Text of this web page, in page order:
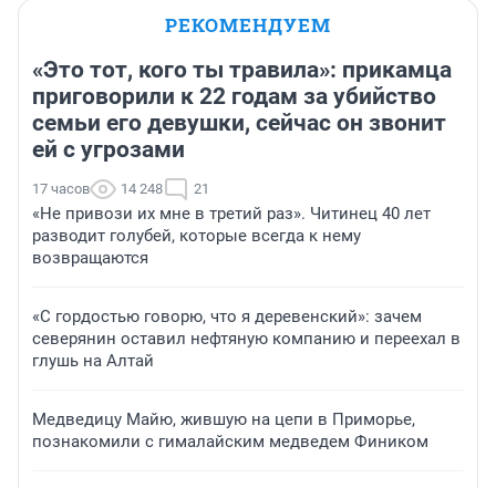
РЕКОМЕНДУЕМ
«Это тот, кого ты травила»: прикамца
приговорили к 22 годам за убийство
семьи его девушки, сейчас он звонит
ей с угрозами
17 часов 14 248 21
«Не привози их мне в третий раз». Читинец 40 лет
разводит голубей, которые всегда к нему
возвращаются
«С гордостью говорю, что я деревенский»: зачем
северянин оставил нефтяную компанию и переехал в
глушь на Алтай
Медведицу Майю, жившую на цепи в Приморье,
познакомили с гималайским медведем Фиником